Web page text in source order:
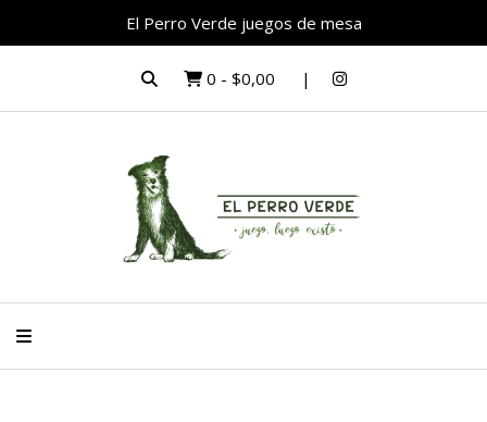
El Perro Verde juegos de mesa
0 - $0,00